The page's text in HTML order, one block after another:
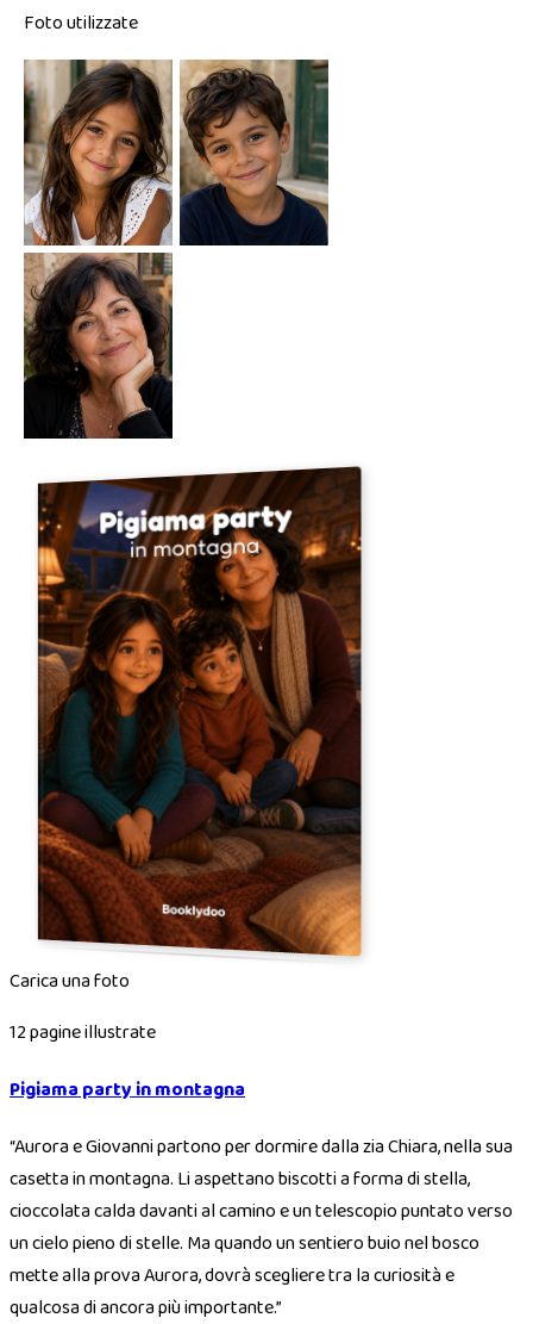
Foto utilizzate
Carica una foto
12 pagine illustrate
Pigiama party in montagna
“Aurora e Giovanni partono per dormire dalla zia Chiara, nella sua
casetta in montagna. Li aspettano biscotti a forma di stella,
cioccolata calda davanti al camino e un telescopio puntato verso
un cielo pieno di stelle. Ma quando un sentiero buio nel bosco
mette alla prova Aurora, dovrà scegliere tra la curiosità e
qualcosa di ancora più importante.”